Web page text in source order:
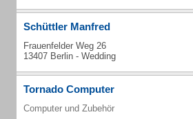
Schüttler Manfred
Frauenfelder Weg 26
13407 Berlin - Wedding
Tornado Computer
Computer und Zubehör